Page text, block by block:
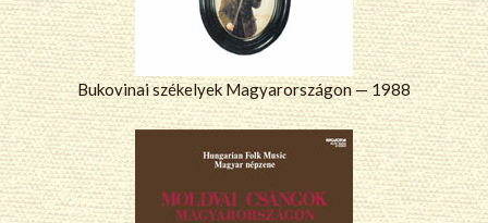
Bukovinai székelyek Magyarországon — 1988